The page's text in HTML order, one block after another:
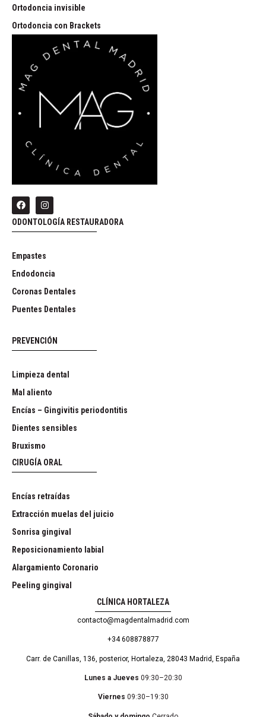
Ortodoncia invisible
Ortodoncia con Brackets
ODONTOLOGÍA RESTAURADORA
Empastes
Endodoncia
Coronas Dentales
Puentes Dentales
PREVENCIÓN
Limpieza dental
Mal aliento
Encías – Gingivitis periodontitis
Dientes sensibles
Bruxismo
CIRUGÍA ORAL
Encías retraídas
Extracción muelas del juicio
Sonrisa gingival
Reposicionamiento labial
Alargamiento Coronario
Peeling gingival
CLÍNICA HORTALEZA
contacto@magdentalmadrid.com
+34 608878877
Carr. de Canillas, 136, posterior, Hortaleza, 28043 Madrid, España
Lunes a Jueves 09:30–20:30
Viernes 09:30–19:30